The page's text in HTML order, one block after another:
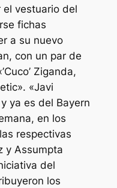
vestuario del
fichas
a su nuevo
con un par de
Ziganda,
«Javi
ya es del Bayern
en los
respectivas
y Assumpta
del
los